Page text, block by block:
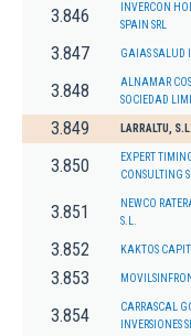
3.846
INVERCON
SPAIN SRL
3.847 GAIAS SALUD
3.848
ALNAMAR
SOCIEDAD
3.849 LARRALTU, S.L.
3.850
EXPERT
CONSULTING
3.851
NEWCO
S.L.
3.852 KAKTOS
3.853
3.854
CARRASCAL
INVERSIONES SL.